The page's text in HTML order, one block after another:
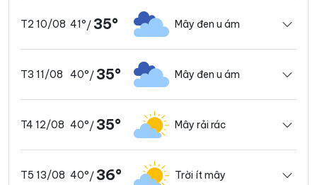
T2 10/08 41°/ 35° Mây đen u ám
T3 11/08 40°/ 35° Mây đen u ám
T4 12/08 40°/ 35° Mây rải rác
T5 13/08 40°/ 36° Trời ít mây